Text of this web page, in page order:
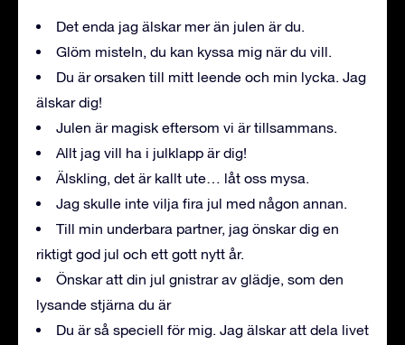
Det enda jag älskar mer än julen är du.
Glöm misteln, du kan kyssa mig när du vill.
Du är orsaken till mitt leende och min lycka. Jag
älskar dig!
Julen är magisk eftersom vi är tillsammans.
Allt jag vill ha i julklapp är dig!
Älskling, det är kallt ute… låt oss mysa.
Jag skulle inte vilja fira jul med någon annan.
Till min underbara partner, jag önskar dig en
riktigt god jul och ett gott nytt år.
Önskar att din jul gnistrar av glädje, som den
lysande stjärna du är
Du är så speciell för mig. Jag älskar att dela livet